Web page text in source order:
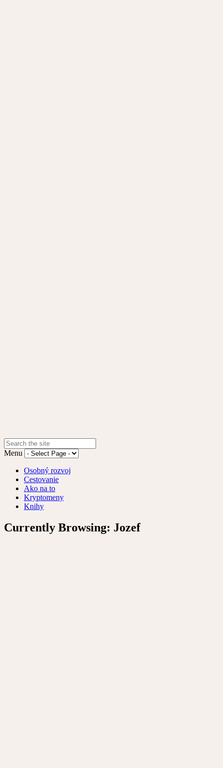
Menu
Osobný rozvoj
Cestovanie
Ako na to
Kryptomeny
Knihy
Currently Browsing: Jozef